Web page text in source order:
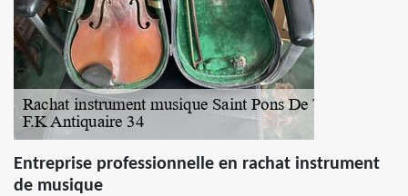
Entreprise professionnelle en rachat instrument
de musique